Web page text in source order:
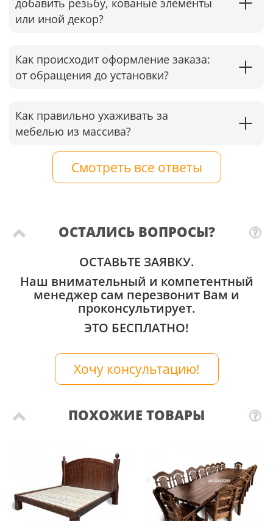
добавить резьбу, кованые элементы
или иной декор?
Как происходит оформление заказа:
от обращения до установки?
Как правильно ухаживать за
мебелью из массива?
Смотреть все ответы
ОСТАЛИСЬ ВОПРОСЫ?
ОСТАВЬТЕ ЗАЯВКУ.
Наш внимательный и компетентный
менеджер сам перезвонит Вам и
проконсультирует.
ЭТО БЕСПЛАТНО!
Хочу консультацию!
ПОХОЖИЕ ТОВАРЫ